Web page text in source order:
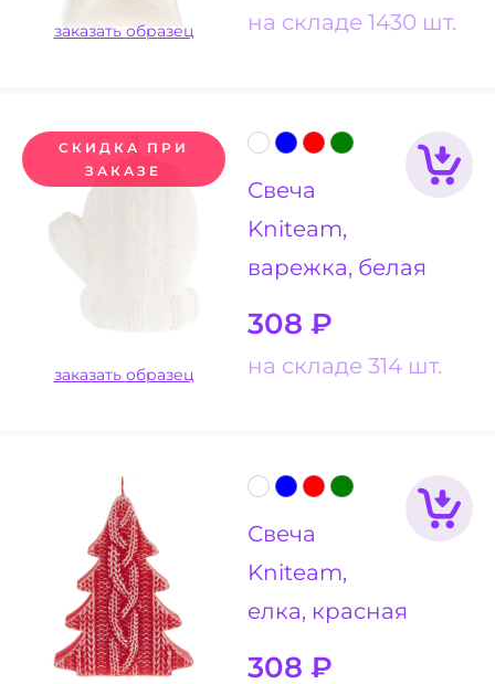
на складе 1430 шт.
заказать образец
СКИДКА ПРИ
ЗАКАЗЕ
Свеча
Kniteam,
варежка, белая
308 ₽
на складе 314 шт.
заказать образец
Свеча
Kniteam,
елка, красная
308 ₽